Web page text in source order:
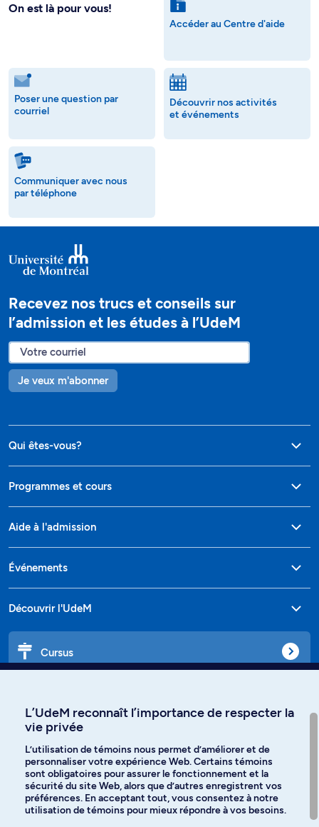
On est là pour vous!
Accéder au Centre d'aide
Poser une question par
courriel
Découvrir nos activités
et événements
Communiquer avec nous
par téléphone
Recevez nos trucs et conseils sur
l’admission et les études à l’UdeM
Je veux m'abonner
Qui êtes-vous?
Programmes et cours
Aide à l'admission
Événements
Découvrir l'UdeM
Cursus
Langues
Facebook Instagram
L’UdeM reconnaît l’importance de respecter la
vie privée
L’utilisation de témoins nous permet d’améliorer et de
personnaliser votre expérience Web. Certains témoins
sont obligatoires pour assurer le fonctionnement et la
sécurité du site Web, alors que d’autres enregistrent vos
préférences. En acceptant tout, vous consentez à notre
utilisation de témoins pour mieux répondre à vos besoins.